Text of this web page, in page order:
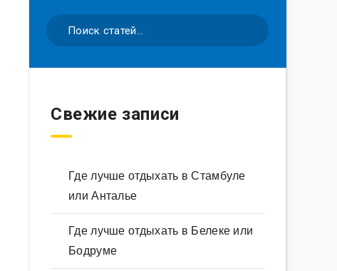
Свежие записи
Где лучше отдыхать в Стамбуле
или Анталье
Где лучше отдыхать в Белеке или
Бодруме